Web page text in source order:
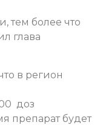
тем более что
глава
в регион
доз
препарат будет